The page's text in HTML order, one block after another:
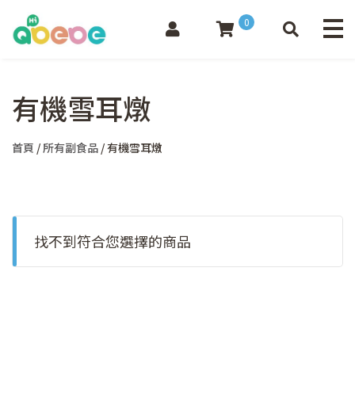
0
有機雪耳燉
首頁 /所有副食品 / 有機雪耳燉
找不到符合您選擇的商品